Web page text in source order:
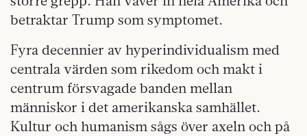
betraktar Trump som symptomet.
Fyra decennier av hyperindividualism med
centrala värden som rikedom och makt i
centrum försvagade banden mellan
människor i det amerikanska samhället.
Kultur och humanism sågs över axeln och på